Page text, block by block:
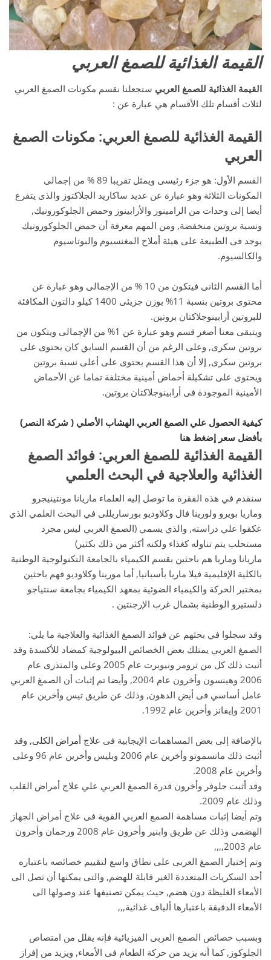
القيمة الغذائية للصمغ العربي
القيمة الغذائية للصمغ العربي ستجعلنا نقسم مكونات الصمغ العربي
لثلاث أقسام تلك الأقسام هي عبارة عن :
القيمة الغذائية للصمغ العربي: مكونات الصمغ
العربي
القسم الأول: هو جزء رئيسى ويمثل تقريبا 89 % من إجمالى
المكونات الثلاثة وهو عبارة عن عديد ساكاريد الجلاكتوز والذى يتفرع
أيضا إلى وحدات من الرامينوز والأرابينوز وحمض الجلوكورونيك,
ونسبة بروتين منخفضة, ومن المهم معرفة أن حمض الجلوكورونيك
يوجد فى الطبيعة على هيئة أملاح المغنسيوم والبوتاسيوم
والكالسيوم.
أما القسم الثانى فيتكون من 10 % من الإجمالى وهو عبارة عن
محتوى بروتين بنسبة 11% بوزن جزيئى 1400 كيلو دالتون المكافئة
للبروتين أرابينوجلاكتان بروتين.
ويتبقى معنا أصغر قسم وهو عبارة عن 1% من الإجمالى ويتكون من
بروتين سكرى, وعلى الرغم من أن القسم السابق كان يحتوى على
بروتين سكرى, إلا أن هذا القسم يحتوى على أعلى نسبة بروتين
ويحتوى على تشكيلة أحماض أمينية مختلفة تماما عن الأحماض
الأمينية الموجودة فى أرابينوجلاكتان بروتين.
كيفية الحصول علي الصمغ العربي الهشاب الأصلي ( شركة النصر)
بأفضل سعر إضغط هنا
القيمة الغذائية للصمغ العربي: فوائد الصمغ
الغذائية والعلاجية في البحث العلمي
سنقدم في هذه الفقرة ما توصل إليه العلماء ماريانا مونتينيجرو
وماريا بويرو ولورينا فال وكلاوديو بورساريللى في البحث العلمي الذي
عكفوا علي دراسته, والذي يسمي (الصمغ العربي ليس مجرد
مستحلب يتم تناوله كغذاء ولكنه أكثر من ذلك بكثير)
ماريانا وماريا هم باحثين بقسم الكيمياء بالجامعة التكنولوجية الوطنية
بالكلية الإقليمية فيلا ماريا بأسبانيا, أما مورينا وكلاوديو فهم باحثين
بمختبر الحركة والكيمياء الضوئية بمعهد الكيمياء بجامعة سنتياجو
دلستيرو الوطنية بشمال غرب الإرجنتين .
وقد سجلوا في بحثهم عن فوائد الصمغ الغذائية والعلاجية ما يلي:
الصمغ العربي يمتلك بعض الخصائص البيولوجية كمضاد للأكسدة وقد
أثبت ذلك كل من ترومر ونيوبرت عام 2005 وعلى والمنذرى عام
2006 وهينسون وأخرون عام 2004, وأيضا تم إثبات أن الصمغ العربي
عامل أساسي فى أيض الدهون, وذلك عن طريق تيس وأخرين عام
2001 وإيفانز وأخرين عام 1992.
بالإضافة إلى بعض المساهمات الإيجابية فى علاج أمراض الكلى, وقد
أثبت ذلك ماتسموتو وأخرين عام 2006 وبليس وأخرين عام 96 وعلى
وأخرين عام 2008.
وقد أثبت جلوفر وأخرون قدرة الصمغ العربي علي علاج أمراض القلب
وذلك عام 2009.
وتم أيضا إثبات مساهمة الصمغ العربي القوية فى علاج أمراض الجهاز
الهضمى وذلك عن طريق وابنير وأخرون عام 2008 ورحمان وأخرون
عام 2003,,,,
وتم إختيار الصمغ العربى على نطاق واسع لتقييم خصائصه باعتباره
أحد السكريات المتعددة الغير قابلة للهضم, والتى يمكنها أن تصل الى
الأمعاء الغليظة دون هضم, حيث يمكن تصنيفها عند وصولها الى
الأمعاء الدقيقة باعتبارها ألياف غذائية,,,
وبسبب خصائص الصمغ العربى الفيزيائية فإنه يقلل من امتصاص
الجلوكوز, كما أنه يزيد من حركة الطعام فى الأمعاء, ويزيد من إفراز